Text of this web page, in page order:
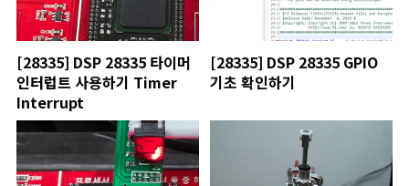
[28335] DSP 28335 타이머
인터럽트 사용하기 Timer
Interrupt
[28335] DSP 28335 GPIO
기초 확인하기